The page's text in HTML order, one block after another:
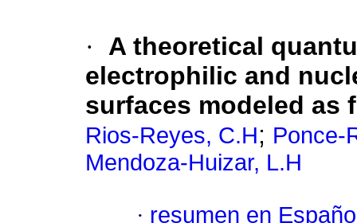
·
A theoretical
electrophilic and
surfaces modeled as
Rios-Reyes, C.H; Ponce-
Mendoza-Huizar, L.H
· resumen en